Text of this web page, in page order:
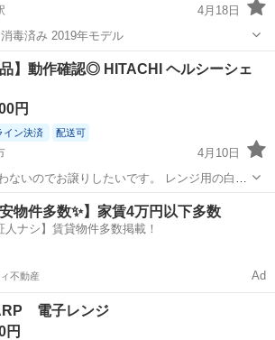
4月18日
正常に動作しています 消毒済み 2019年モデル
古井駅 キッチン家電
動作確認◎ HITACHI ヘルシーシェ
円
イン決済 配送可
4月10日
ないのでお譲りしたいです。 レンジ用の白受
ぞれございます。 不具合もなく正常
に使えます。 ↓↓↓ HITACHI スチームオーブンレンジ MRO-S8X...
チン家電 ヘルシーシェフ
安物件多数✨】家賃4万円以下多数
人ナシ】賃貸物件多数掲載！
不動産 Ad
電子レンジ
円